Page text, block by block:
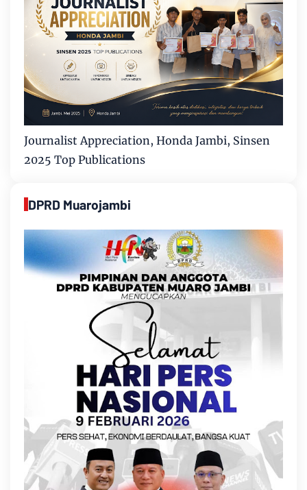
Journalist Appreciation, Honda Jambi, Sinsen
2025 Top Publications
DPRD Muarojambi